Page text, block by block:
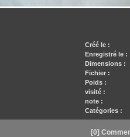
Créé le :
Enregistré le :
Dimensions :
Fichier :
Poids :
visité :
note :
Catégories :
[0]